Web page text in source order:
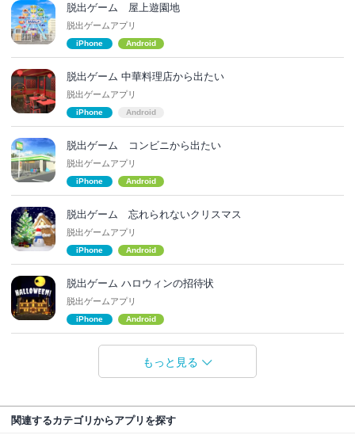
脱出ゲーム 屋上遊園地
脱出ゲームアプリ
iPhone Android
脱出ゲーム 中華料理店から出たい
脱出ゲームアプリ
iPhone Android
脱出ゲーム コンビニから出たい
脱出ゲームアプリ
iPhone Android
脱出ゲーム 忘れられないクリスマス
脱出ゲームアプリ
iPhone Android
脱出ゲーム ハロウィンの招待状
脱出ゲームアプリ
iPhone Android
もっと見る
関連するカテゴリからアプリを探す